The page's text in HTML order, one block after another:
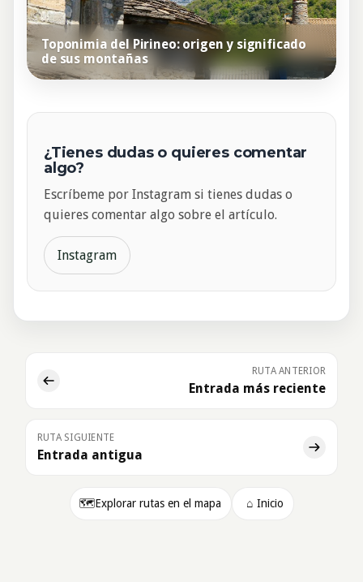
Toponimia del Pirineo: origen y significado
de sus montañas
¿Tienes dudas o quieres comentar
algo?
Escríbeme por Instagram si tienes dudas o
quieres comentar algo sobre el artículo.
Instagram
RUTA ANTERIOR
Entrada más reciente
RUTA SIGUIENTE
Entrada antigua
🗺️Explorar rutas en el mapa ⌂ Inicio